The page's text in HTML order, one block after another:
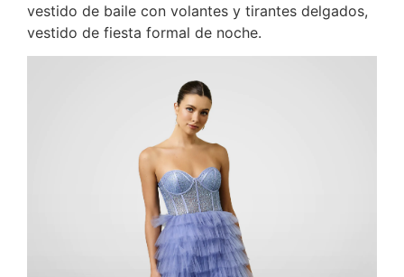
vestido de baile con volantes y tirantes delgados,
vestido de fiesta formal de noche.